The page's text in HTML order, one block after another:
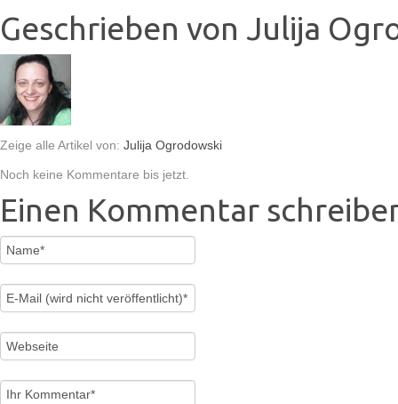
Geschrieben von Julija
Zeige alle Artikel von: Julija Ogrodowski
Noch keine Kommentare bis jetzt.
Einen Kommentar